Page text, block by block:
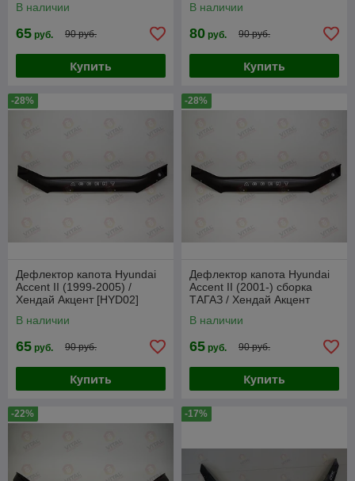
В наличии
65 руб. 90 руб.
Купить
В наличии
80 руб. 90 руб.
Купить
-28%
Дефлектор капота Hyundai
Accent II (1999-2005) /
Хендай Акцент [HYD02]
В наличии
65 руб. 90 руб.
Купить
-28%
Дефлектор капота Hyundai
Accent II (2001-) сборка
ТАГАЗ / Хендай Акцент
В наличии
65 руб. 90 руб.
Купить
-22% -17%